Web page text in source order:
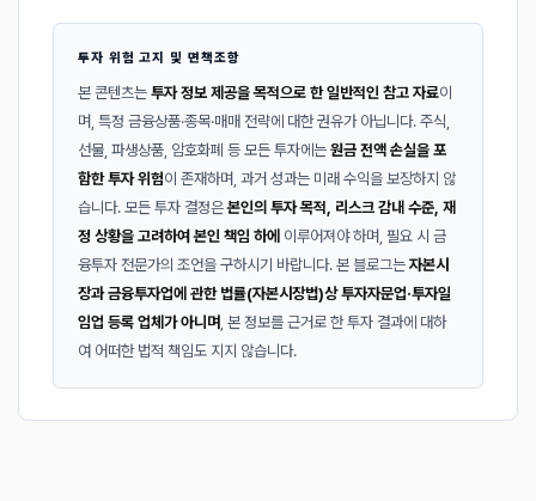
투자 위험 고지 및 면책조항
본 콘텐츠는 투자 정보 제공을 목적으로 한 일반적인 참고 자료이
며, 특정 금융상품·종목·매매 전략에 대한 권유가 아닙니다. 주식,
선물, 파생상품, 암호화폐 등 모든 투자에는 원금 전액 손실을 포
함한 투자 위험이 존재하며, 과거 성과는 미래 수익을 보장하지 않
습니다. 모든 투자 결정은본인의 투자 목적, 리스크 감내 수준, 재
정 상황을 고려하여 본인 책임 하에 이루어져야 하며, 필요 시 금
융투자 전문가의 조언을 구하시기 바랍니다. 본 블로그는 자본시
장과 금융투자업에 관한 법률(자본시장법)상 투자자문업·투자일
임업 등록 업체가 아니며 , 본 정보를 근거로 한 투자 결과에 대하
여 어떠한 법적 책임도 지지 않습니다.